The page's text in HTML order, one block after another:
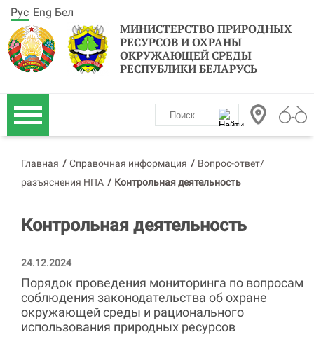
МИНИСТЕРСТВО ПРИРОДНЫХ
РЕСУРСОВ И ОХРАНЫ
ОКРУЖАЮЩЕЙ СРЕДЫ
РЕСПУБЛИКИ БЕЛАРУСЬ
Рус Eng Бел
Главная / Справочная информация / Вопрос-ответ/
разъяснения НПА / Контрольная деятельность
Контрольная деятельность
24.12.2024
Порядок проведения мониторинга по вопросам
соблюдения законодательства об охране
окружающей среды и рационального
использования природных ресурсов